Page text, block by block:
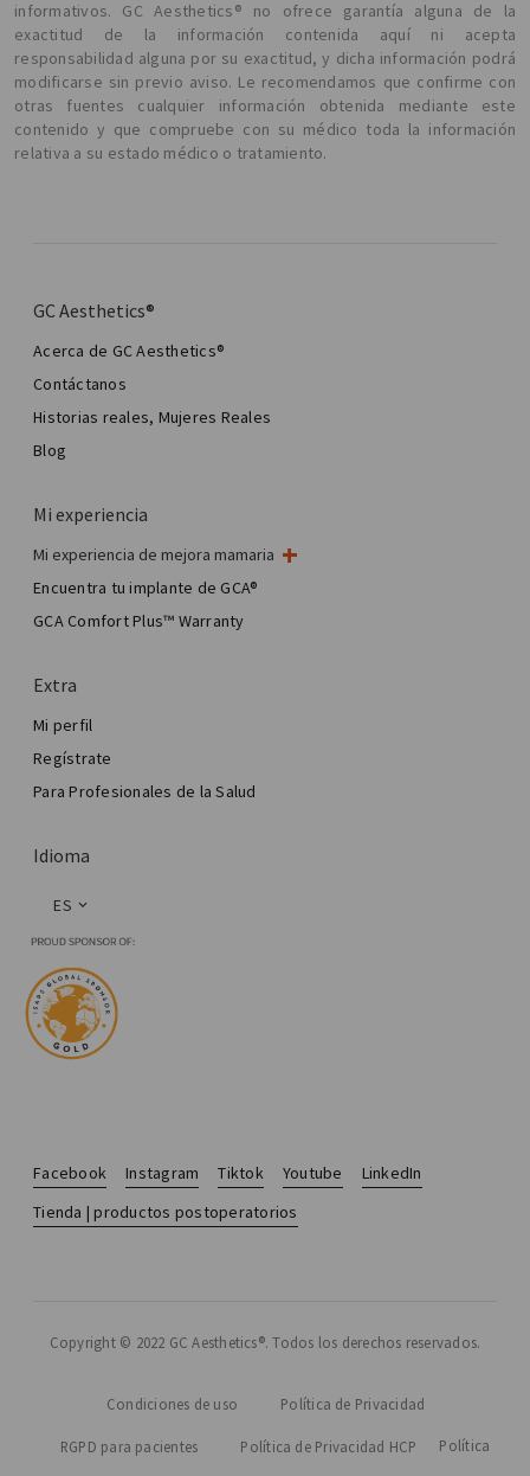
informativos. GC Aesthetics® no ofrece garantía alguna de la
exactitud de la información contenida aquí ni acepta
responsabilidad alguna por su exactitud, y dicha información podrá
modificarse sin previo aviso. Le recomendamos que confirme con
otras fuentes cualquier información obtenida mediante este
contenido y que compruebe con su médico toda la información
relativa a su estado médico o tratamiento.
GC Aesthetics®
Acerca de GC Aesthetics®
Contáctanos
Historias reales, Mujeres Reales
Blog
Mi experiencia
Mi experiencia de mejora mamaria
Mi cirugía de mama
Cirugía estética mamaria
Total Breast Reconstruction™
Encuentra tu implante de GCA®
GCA Comfort Plus™ Warranty
Extra
Mi perfil
Regístrate
Para Profesionales de la Salud
Idioma
ES
Facebook Instagram Tiktok Youtube
LinkedIn
Tienda | productos postoperatorios
Copyright © 2022 GC Aesthetics®. Todos los derechos reservados.
Condiciones de uso Política de Privacidad
RGPD para pacientes Política de Privacidad HCP Política